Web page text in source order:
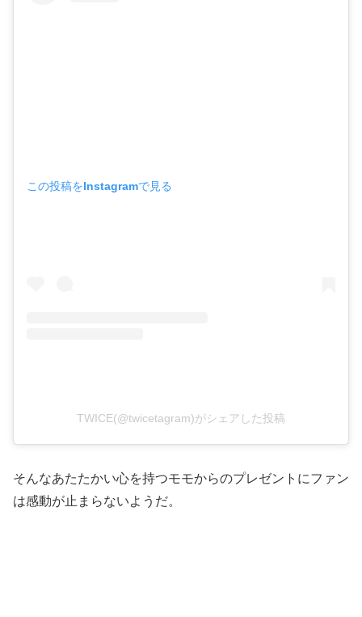
この投稿をInstagramで見る
TWICE(@twicetagram)がシェアした投稿
そんなあたたかい心を持つモモからのプレゼントにファン
は感動が止まらないようだ。